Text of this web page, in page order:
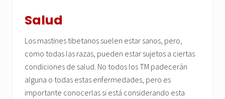
Salud
Los mastines tibetanos suelen estar sanos, pero,
como todas las razas, pueden estar sujetos a ciertas
condiciones de salud. No todos los TM padecerán
alguna o todas estas enfermedades, pero es
importante conocerlas si está considerando esta